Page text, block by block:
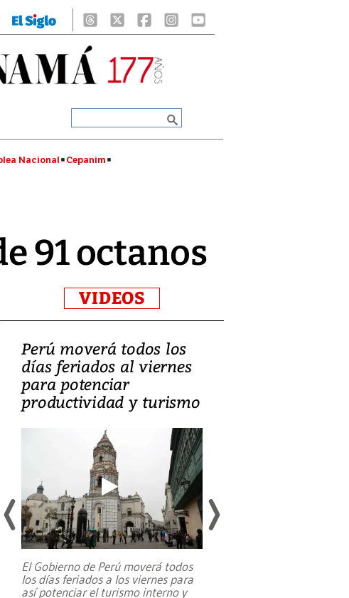
Nacional Cepanim
91 octanos
VIDEOS
Perú moverá todos los
días feriados al viernes
para potenciar
productividad y turismo
El Gobierno de Perú moverá todos
los días feriados a los viernes para
así potenciar el turismo interno y